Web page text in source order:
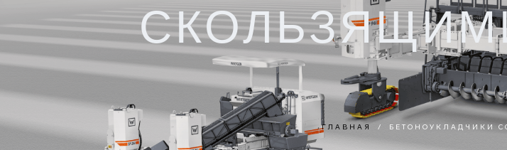
РАСПРЕДЕЛИТЕЛЬ
ВЯЖУЩИХ
СО СКОЛЬЗЯЩИМИ
КАТКИ НА
ПНЕВМОШИНАХ
ГЛАВНАЯ / БЕТОНОУКЛАДЧИКИ